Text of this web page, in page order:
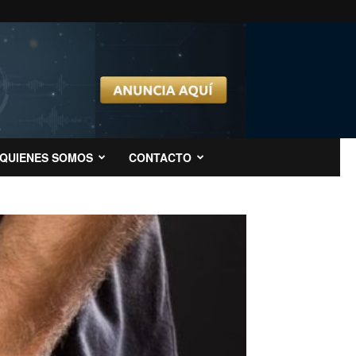
QUIENES SOMOS CONTACTO